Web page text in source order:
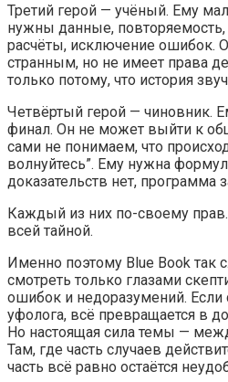
Третий герой — учёный. Ему
нужны данные,
расчёты, исключение ошибок.
странным, но не имеет права
только потому, что история
Четвёртый герой — чиновник.
финал. Он не может выйти к
сами не понимаем, что
волнуйтесь”. Ему нужна
доказательств нет, программа
Каждый из них по-своему
всей тайной.
Именно поэтому Blue Book так
смотреть только глазами
ошибок и недоразумений. Если
уфолога, всё превращается в
Но настоящая сила темы —
Там, где часть случаев
часть всё равно остаётся